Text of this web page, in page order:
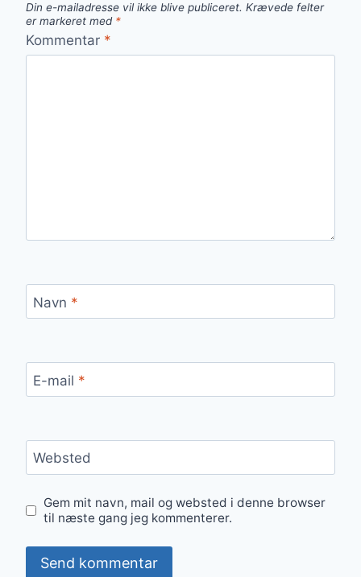
Din e-mailadresse vil ikke blive publiceret. Krævede felter
er markeret med *
Kommentar *
Navn *
E-mail *
Websted
Gem mit navn, mail og websted i denne browser
til næste gang jeg kommenterer.